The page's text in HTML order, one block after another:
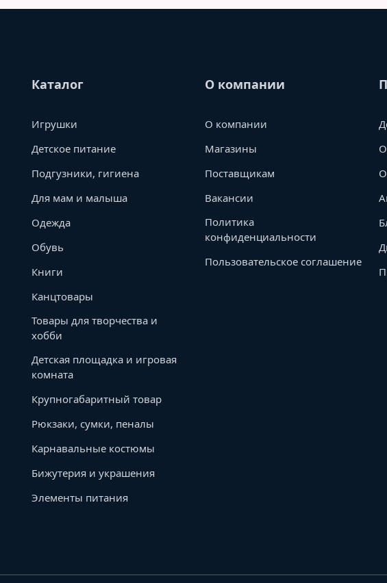
Каталог
Игрушки
Детское питание
Подгузники, гигиена
Для мам и малыша
Одежда
Обувь
Книги
Канцтовары
Товары для творчества и
хобби
Детская площадка и игровая
комната
Крупногабаритный товар
Рюкзаки, сумки, пеналы
Карнавальные костюмы
Бижутерия и украшения
Элементы питания
О компании
О компании
Магазины
Поставщикам
Вакансии
Политика
конфиденциальности
Пользовательское соглашение